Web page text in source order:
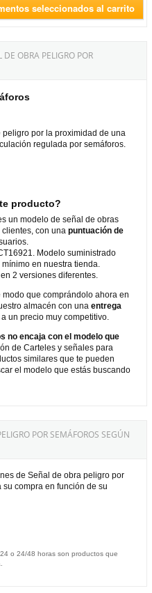
seleccionados al carrito
OBRA PELIGRO POR
por la proximidad de una
regulada por semáforos.
producto?
un modelo de señal de obras
clientes, con unapuntuación de
Modelo suministrado
en nuestra tienda.
2 versiones diferentes.
que comprándolo ahora en
almacén con unaentrega
un precio muy competitivo.
no encaja con el modelo que
de Carteles y señales para
similares que te pueden
el modelo que estás buscando
POR SEMÁFOROS SEGÚN
de Señal de obra peligro por
compra en función de su
o 24/48 horas son productos que